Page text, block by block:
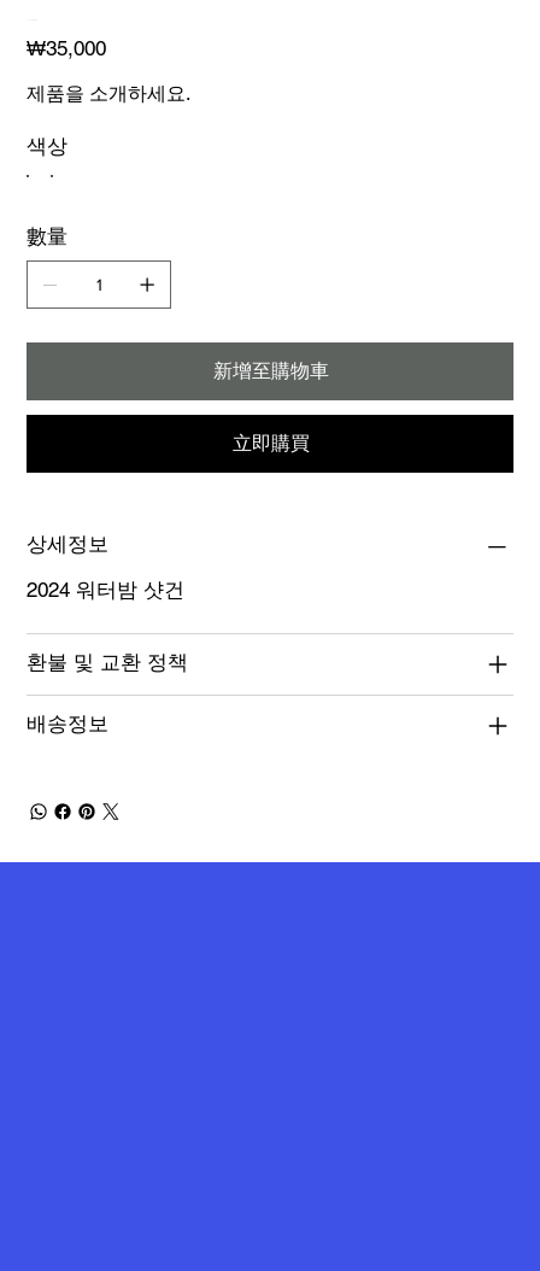
價
格
₩35,000
제품을 소개하세요.
색상
數量
新增至購物車
立即購買
상세정보
2024 워터밤 샷건
환불 및 교환 정책
배송정보